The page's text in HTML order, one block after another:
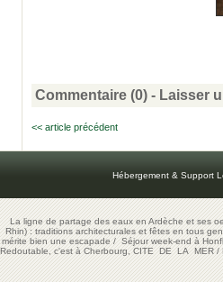
Commentaire (0) - Laisser
<< article précédent
Hébergement & Support
La ligne de partage des eaux en Ardèche et ses
Rhin) : traditions architecturales et fêtes en tous
mérite bien une escapade/Séjour week-end à
Redoutable, c'est à Cherbourg, CITE DE LA MER/